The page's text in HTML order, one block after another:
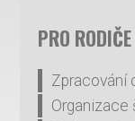
PRO RODIČE
Zpracování
Organizace